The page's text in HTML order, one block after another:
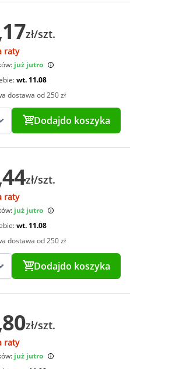
zł/szt.
raty
już jutro
wt. 11.08
dostawa od 250 zł
Dodajdo koszyka
zł/szt.
raty
już jutro
wt. 11.08
dostawa od 250 zł
Dodajdo koszyka
zł/szt.
raty
już jutro